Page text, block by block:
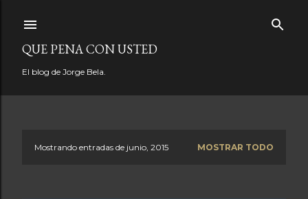
QUE PENA CON USTED
El blog de Jorge Bela.
Mostrando entradas de junio, 2015 MOSTRAR TODO